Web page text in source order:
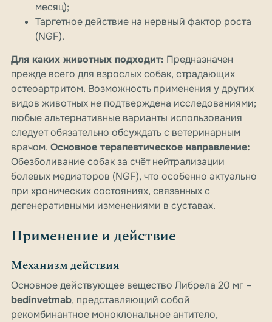
месяц);
Таргетное действие на нервный фактор роста
(NGF).
Для каких животных подходит: Предназначен
прежде всего для взрослых собак, страдающих
остеоартритом. Возможность применения у других
видов животных не подтверждена исследованиями;
любые альтернативные варианты использования
следует обязательно обсуждать с ветеринарным
врачом. Основное терапевтическое направление:
Обезболивание собак за счёт нейтрализации
болевых медиаторов (NGF), что особенно актуально
при хронических состояниях, связанных с
дегенеративными изменениями в суставах.
Применение и действие
Механизм действия
Основное действующее вещество Либрела 20 мг –
bedinvetmab, представляющий собой
рекомбинантное моноклональное антитело,